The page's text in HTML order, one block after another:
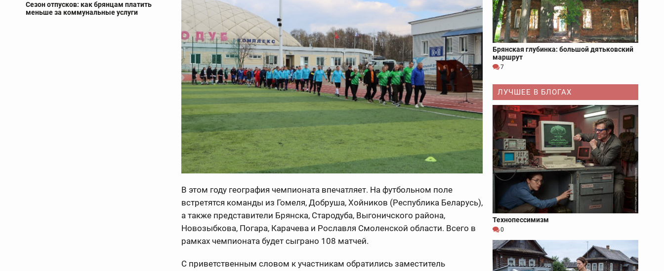
Сезон отпусков: как брянцам платить
меньше за коммунальные услуги
В этом году география чемпионата впечатляет. На футбольном поле
встретятся команды из Гомеля, Добруша, Хойников (Республика Беларусь),
а также представители Брянска, Стародуба, Выгоничского района,
Новозыбкова, Погара, Карачева и Рославля Смоленской области. Всего в
рамках чемпионата будет сыграно 108 матчей.
С приветственным словом к участникам обратились заместитель
Брянская глубинка: большой дятьковский
маршрут
7
ЛУЧШЕЕ В БЛОГАХ
Технопессимизм
0